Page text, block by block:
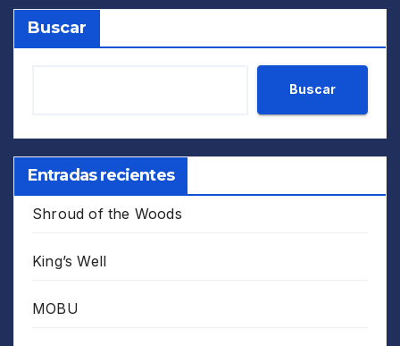
Buscar
Buscar
Entradas recientes
Shroud of the Woods
King’s Well
MOBU